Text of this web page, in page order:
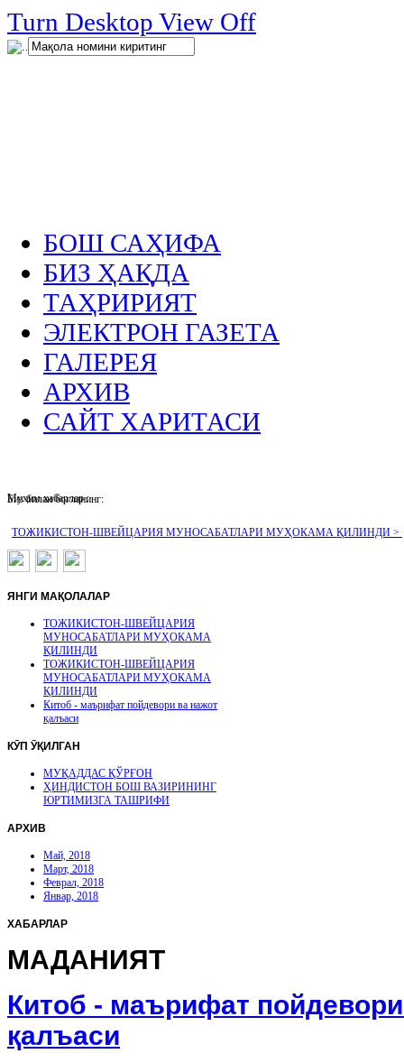
Turn Desktop View Off
.
БОШ САҲИФА
БИЗ ҲАҚДА
ТАҲРИРИЯТ
ЭЛЕКТРОН ГАЗЕТА
ГАЛЕРЕЯ
АРХИВ
САЙТ ХАРИТАСИ
Муҳим хабарлар :
ТОЖИКИСТОН-ШВЕЙЦАРИЯ МУНОСАБАТЛАРИ МУҲОКАМА ҚИЛИНДИ >
Биз билан боғланинг:
ЯНГИ МАҚОЛАЛАР
ТОЖИКИСТОН-ШВЕЙЦАРИЯ
МУНОСАБАТЛАРИ МУҲОКАМА
ҚИЛИНДИ
ТОЖИКИСТОН-ШВЕЙЦАРИЯ
МУНОСАБАТЛАРИ МУҲОКАМА
ҚИЛИНДИ
Китоб - маърифат пойдевори ва нажот
қалъаси
КӮП ӮҚИЛГАН
МУҚАДДАС ҚЎРҒОН
ҲИНДИСТОН БОШ ВАЗИРИНИНГ
ЮРТИМИЗГА ТАШРИФИ
АРХИВ
Май, 2018
Март, 2018
Феврал, 2018
Январ, 2018
ХАБАРЛАР
МАДАНИЯТ
Китоб - маърифат
қалъаси